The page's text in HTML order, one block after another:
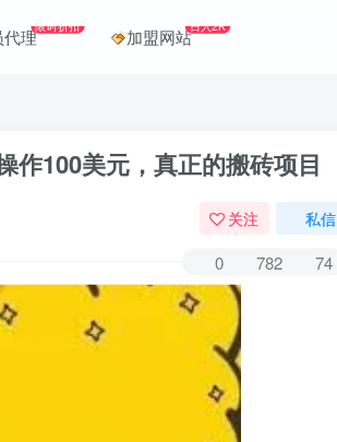
理限时折扣 加盟网站日入2K
作100美元，真正的搬砖项目
关注 私信
0 782 74